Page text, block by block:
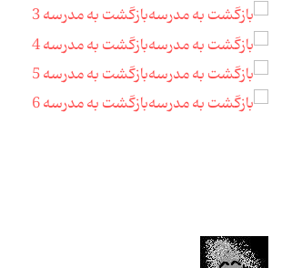
بازگشت به مدرسه 3
بازگشت به مدرسه 4
بازگشت به مدرسه 5
بازگشت به مدرسه 6